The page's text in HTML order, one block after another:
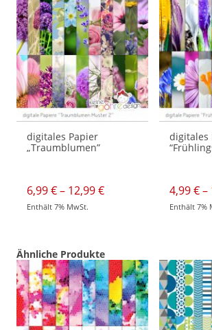
digitales Papier
„Traumblumen”
6,99€– 12,99€Preisspanne:
Enthält 7% MwSt.
Varianten
auf.
Die
Optionen
können
auf
der
Produktseite
digitales
4,99€–
Enthält 7%
auf.
Die
Optionen
können
auf
der
Ähnliche Produkte